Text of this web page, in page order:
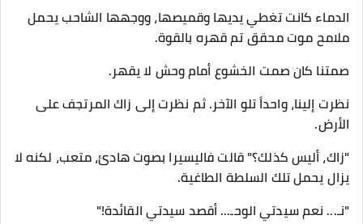
​الدماء كانت تغطي يديها وقميصها، ووجهها الشاحب يحمل
ملامح موت محقق تم قهره بالقوة.
​صمتنا كان صمت الخشوع أمام وحش لا يقهر.
​نظرت إلينا، واحداً تلو الآخر. ثم نظرت إلى زاك المرتجف على
الأرض.
​"زاك، أليس كذلك؟" قالت فاليسيرا بصوت هادئ، متعب، لكنه لا
يزال يحمل تلك السلطة الطاغية.
​"نـ... نعم سيدتي الوحـ... أقصد سيدتي القائدة!"